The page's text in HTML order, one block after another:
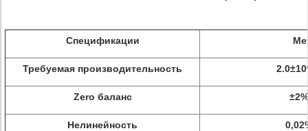
Спецификации
Требуемая производительность
Zero баланс
Нелинейность